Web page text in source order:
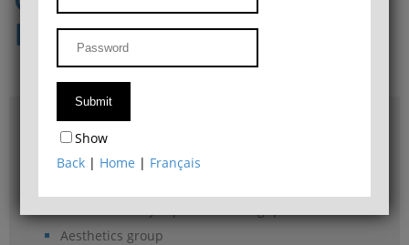
Research
Access & maps
Philosophy Department Library
Aesthetics group
Show
Back | Home | Français